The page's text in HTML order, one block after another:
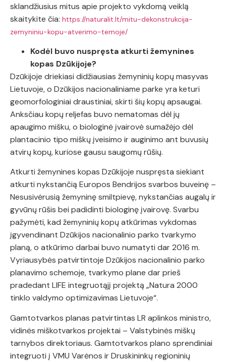
sklandžiusius mitus apie projekto vykdomą veiklą
skaitykite čia: https://naturalit.lt/mitu-dekonstrukcija-
zemyniniu-kopu-atverimo-temoje/
Kodėl buvo nuspręsta atkurti žemynines
kopas Dzūkijoje?
Dzūkijoje driekiasi didžiausias žemyninių kopų masyvas
Lietuvoje, o Dzūkijos nacionaliniame parke yra keturi
geomorfologiniai draustiniai, skirti šių kopų apsaugai.
Anksčiau kopų reljefas buvo nematomas dėl jų
apaugimo mišku, o biologinė įvairovė sumažėjo dėl
plantacinio tipo miškų įveisimo ir auginimo ant buvusių
atvirų kopų, kuriose gausu saugomų rūšių.
Atkurti žemynines kopas Dzūkijoje nuspręsta siekiant
atkurti nykstančią Europos Bendrijos svarbos buveinę –
Nesusivėrusią žemyninę smiltpievę, nykstančias augalų ir
gyvūnų rūšis bei padidinti biologinę įvairovę. Svarbu
pažymėti, kad žemyninių kopų atkūrimas vykdomas
įgyvendinant Dzūkijos nacionalinio parko tvarkymo
planą, o atkūrimo darbai buvo numatyti dar 2016 m.
Vyriausybės patvirtintoje Dzūkijos nacionalinio parko
planavimo schemoje, tvarkymo plane dar prieš
pradedant LIFE integruotąjį projektą „Natura 2000
tinklo valdymo optimizavimas Lietuvoje“.
Gamtotvarkos planas patvirtintas LR aplinkos ministro,
vidinės miškotvarkos projektai – Valstybinės miškų
tarnybos direktoriaus. Gamtotvarkos plano sprendiniai
integruoti į VMU Varėnos ir Druskininkų regioninių